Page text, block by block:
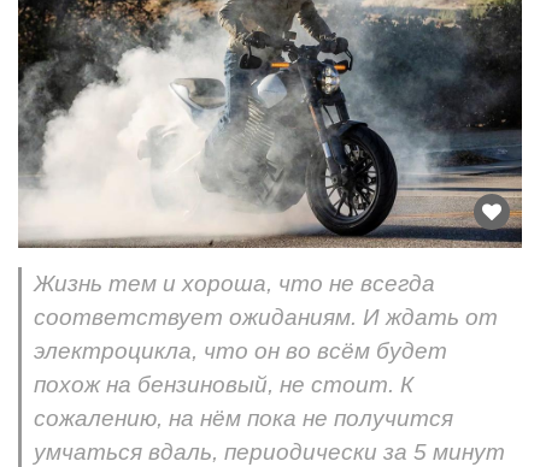
Жизнь тем и хороша, что не всегда
соответствует ожиданиям. И ждать от
электроцикла, что он во всём будет
похож на бензиновый, не стоит. К
сожалению, на нём пока не получится
умчаться вдаль, периодически за 5 минут